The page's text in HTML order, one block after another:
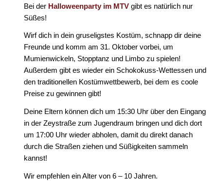
Bei der Halloweenparty im MTVgibt es natürlich nur
Süßes!
Wirf dich in dein gruseligstes Kostüm, schnapp dir deine
Freunde und komm am 31. Oktober vorbei, um
Mumienwickeln, Stopptanz und Limbo zu spielen!
Außerdem gibt es wieder ein Schokokuss-Wettessen und
den traditionellen Kostümwettbewerb, bei dem es coole
Preise zu gewinnen gibt!
Deine Eltern können dich um 15:30 Uhr über den Eingang
in der Zeystraße zum Jugendraum bringen und dich dort
um 17:00 Uhr wieder abholen, damit du direkt danach
durch die Straßen ziehen und Süßigkeiten sammeln
kannst!
Wir empfehlen ein Alter von 6 – 10 Jahren.